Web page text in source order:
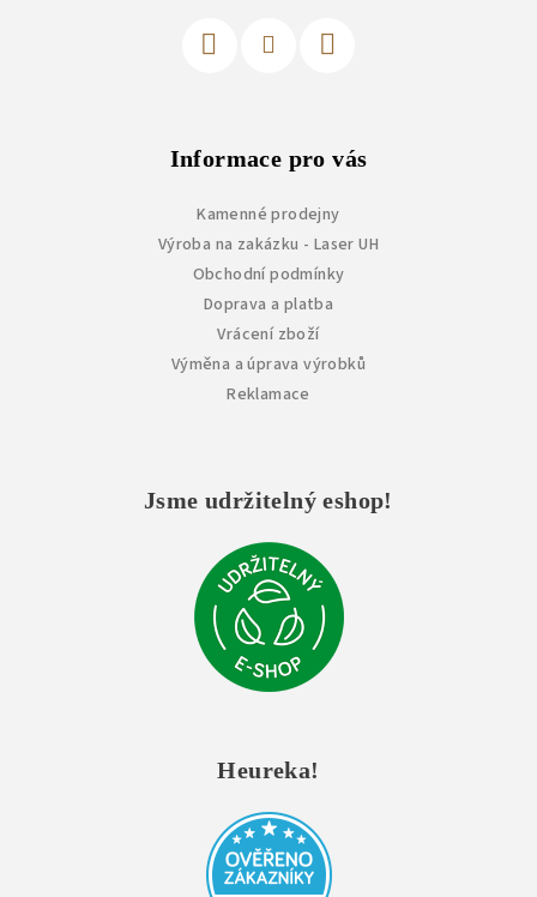
Informace pro vás
Kamenné prodejny
Výroba na zakázku - Laser UH
Obchodní podmínky
Doprava a platba
Vrácení zboží
Výměna a úprava výrobků
Reklamace
Jsme udržitelný eshop!
Heureka!